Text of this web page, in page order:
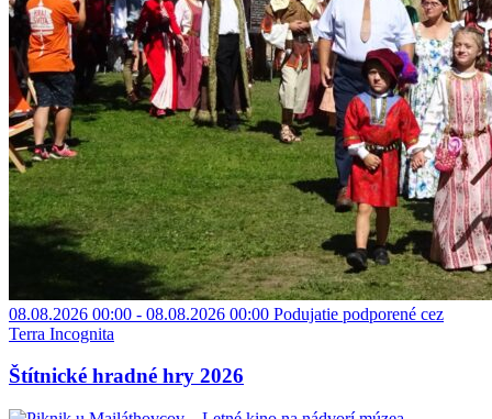
08.08.2026 00:00 - 08.08.2026 00:00 Podujatie podporené cez
Terra Incognita
Štítnické hradné hry 2026